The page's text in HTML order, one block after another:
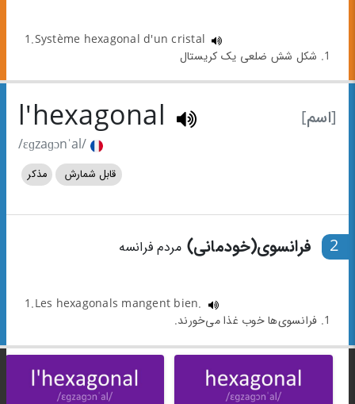
1.Système hexagonal d'un cristal
1. شکل شش ضلعی یک کریستال
[اسم] l'hexagonal
/ɛɡzaɡɔnˈal/
قابل شمارش مذکر
2 فرانسوی(خودمانی) مردم فرانسه
1.Les hexagonals mangent bien.
1. فرانسوی‌ها خوب غذا می‌خورند.